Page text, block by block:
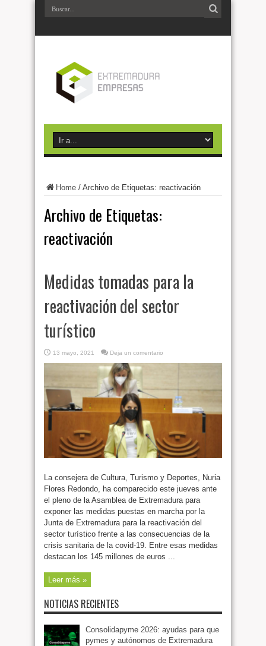
Home / Archivo de Etiquetas: reactivación
Archivo de Etiquetas:
reactivación
Medidas tomadas para la
reactivación del sector
turístico
13 mayo, 2021 Deja un comentario
La consejera de Cultura, Turismo y Deportes, Nuria
Flores Redondo, ha comparecido este jueves ante
el pleno de la Asamblea de Extremadura para
exponer las medidas puestas en marcha por la
Junta de Extremadura para la reactivación del
sector turístico frente a las consecuencias de la
crisis sanitaria de la covid-19. Entre esas medidas
destacan los 145 millones de euros ...
Leer más »
NOTICIAS RECIENTES
Consolidapyme 2026: ayudas para que
pymes y autónomos de Extremadura